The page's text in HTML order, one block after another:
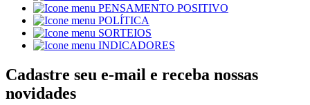
PENSAMENTO POSITIVO
POLÍTICA
SORTEIOS
INDICADORES
Cadastre seu e-mail e receba nossas
novidades